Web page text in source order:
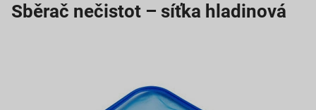
Sběrač nečistot – síťka hladinová